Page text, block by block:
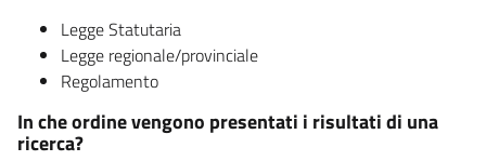
Legge Statutaria
Legge regionale/provinciale
Regolamento
In che ordine vengono presentati i risultati di una
ricerca?